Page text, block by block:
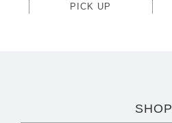
PICK UP
SHOP